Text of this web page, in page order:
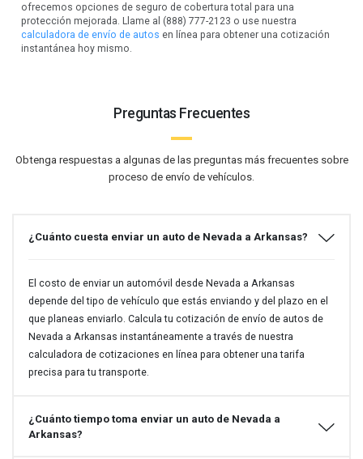
ofrecemos opciones de seguro de cobertura total para una
protección mejorada. Llame al (888) 777-2123 o use nuestra
calculadora de envío de autos en línea para obtener una cotización
instantánea hoy mismo.
Preguntas Frecuentes
Obtenga respuestas a algunas de las preguntas más frecuentes sobre
proceso de envío de vehículos.
¿Cuánto cuesta enviar un auto de Nevada a Arkansas?
El costo de enviar un automóvil desde Nevada a Arkansas
depende del tipo de vehículo que estás enviando y del plazo en el
que planeas enviarlo. Calcula tu cotización de envío de autos de
Nevada a Arkansas instantáneamente a través de nuestra
calculadora de cotizaciones en línea para obtener una tarifa
precisa para tu transporte.
¿Cuánto tiempo toma enviar un auto de Nevada a
Arkansas?